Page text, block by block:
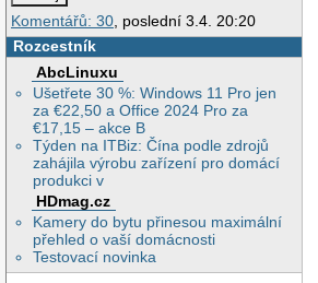
Komentářů: 30 , poslední 3.4. 20:20
Rozcestník
AbcLinuxu
Ušetřete 30 %: Windows 11 Pro jen
za €22,50 a Office 2024 Pro za
€17,15 – akce B
Týden na ITBiz: Čína podle zdrojů
zahájila výrobu zařízení pro domácí
produkci v
HDmag.cz
Kamery do bytu přinesou maximální
přehled o vaší domácnosti
Testovací novinka